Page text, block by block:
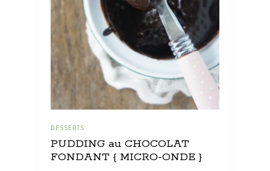
DESSERTS
PUDDING au CHOCOLAT
FONDANT { MICRO-ONDE }